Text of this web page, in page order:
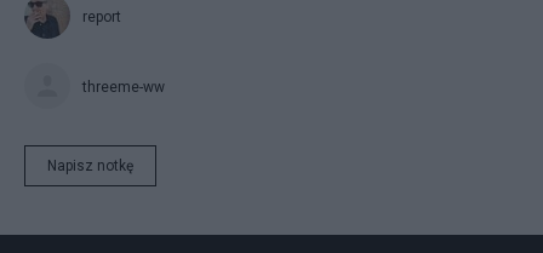
report
threeme-ww
Napisz notkę